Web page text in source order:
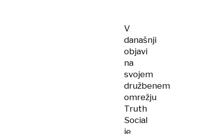
V
današnji
objavi
na
svojem
družbenem
omrežju
Truth
Social
je